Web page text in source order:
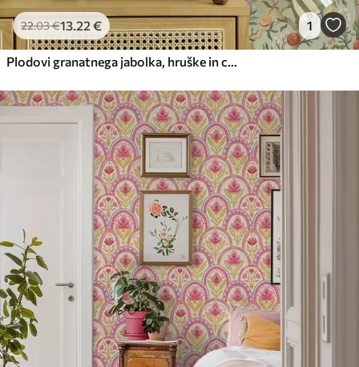
22.03€13.22 € 1
Plodovi granatnega jabolka, hruške in cvetje na svetlo zelenem ozadju